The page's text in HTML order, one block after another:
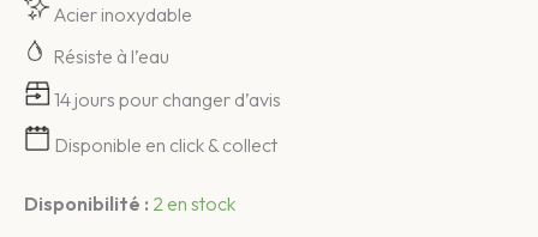
Acier inoxydable
Résiste à l’eau
14 jours pour changer d’avis
Disponible en click & collect
Disponibilité : 2 en stock